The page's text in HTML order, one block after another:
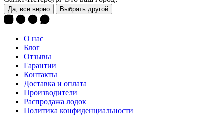
Да, все верно Выбрать другой
О нас
Блог
Отзывы
Гарантии
Контакты
Доставка и оплата
Производители
Распродажа лодок
Политика конфиденциальности